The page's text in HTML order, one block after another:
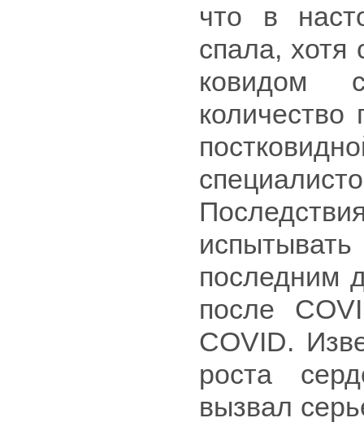
что в
спала, хотя
ковидом
последним
после
COVID.
роста
вызвал